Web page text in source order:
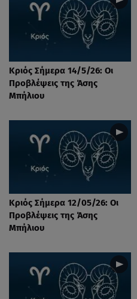
Κριός Σήμερα 14/5/26: Οι
Προβλέψεις της Άσης
Μπήλιου
Κριός Σήμερα 12/05/26: Οι
Προβλέψεις της Άσης
Μπήλιου